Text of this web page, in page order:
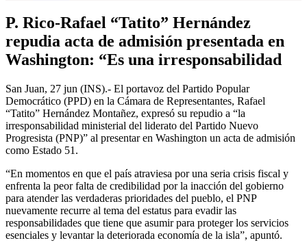
P. Rico-Rafael “Tatito” Hernández
repudia acta de admisión presentada en
Washington: “Es una irresponsabilidad
San Juan, 27 jun (INS).- El portavoz del Partido Popular
Democrático (PPD) en la Cámara de Representantes, Rafael
“Tatito” Hernández Montañez, expresó su repudio a “la
irresponsabilidad ministerial del liderato del Partido Nuevo
Progresista (PNP)” al presentar en Washington un acta de admisión
como Estado 51.
“En momentos en que el país atraviesa por una seria crisis fiscal y
enfrenta la peor falta de credibilidad por la inacción del gobierno
para atender las verdaderas prioridades del pueblo, el PNP
nuevamente recurre al tema del estatus para evadir las
responsabilidades que tiene que asumir para proteger los servicios
esenciales y levantar la deteriorada economía de la isla”, apuntó.